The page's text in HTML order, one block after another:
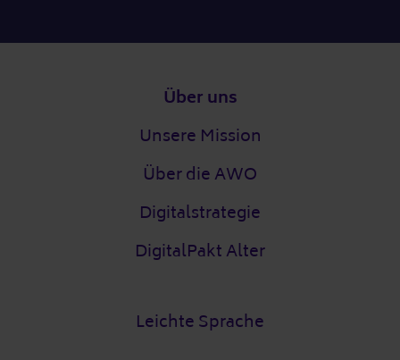
Über uns
Unsere Mission
Über die AWO
Digitalstrategie
DigitalPakt Alter
Leichte Sprache